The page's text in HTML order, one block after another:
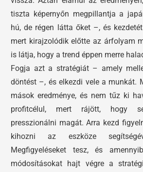
tiszta képernyőn megpillantja a
hú, de régen látta őket –, és
mert kirajzolódik előtte az árfolyam
is látja, hogy a trend éppen merre
Fogja azt a stratégiát – amely
döntést –, és elkezdi vele a munkát.
mások eredménye, és nem tűz ki
profitcélul, mert rájött, hogy
presszionálni magát. Arra kezd
kihozni az eszköze
Megfigyeléseket tesz, és
módosításokat hajt végre a